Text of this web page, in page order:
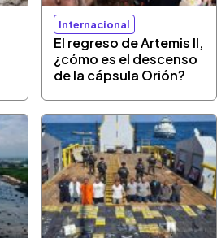
Internacional
El regreso de Artemis II,
¿cómo es el descenso
de la cápsula Orión?